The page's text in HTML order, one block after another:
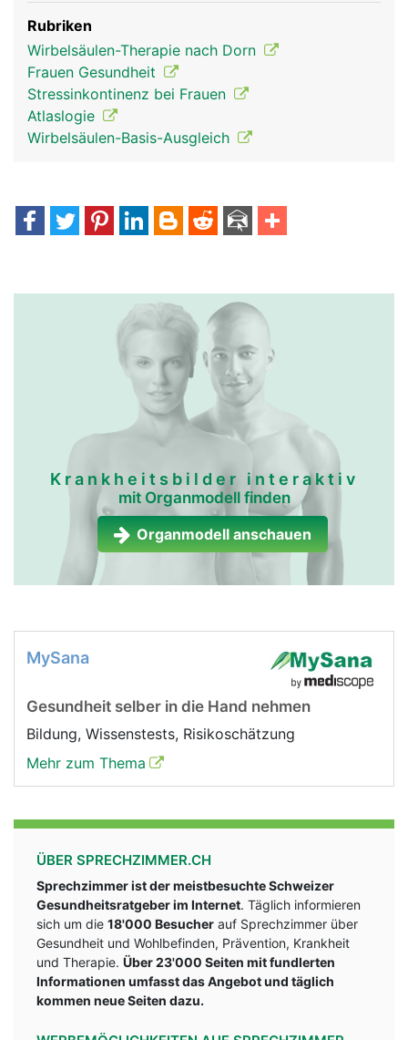
Rubriken
Wirbelsäulen-Therapie nach Dorn
Frauen Gesundheit
Stressinkontinenz bei Frauen
Atlaslogie
Wirbelsäulen-Basis-Ausgleich
Krankheitsbilder interaktiv
mit Organmodell finden
Organmodell anschauen
MySana
Gesundheit selber in die Hand nehmen
Bildung, Wissenstests, Risikoschätzung
Mehr zum Thema
ÜBER SPRECHZIMMER.CH
Sprechzimmer ist der meistbesuchte Schweizer
Gesundheitsratgeber im Internet. Täglich informieren
sich um die 18'000 Besucher auf Sprechzimmer über
Gesundheit und Wohlbefinden, Prävention, Krankheit
und Therapie. Über 23'000 Seiten mit fundlerten
Informationen umfasst das Angebot und täglich
kommen neue Seiten dazu.